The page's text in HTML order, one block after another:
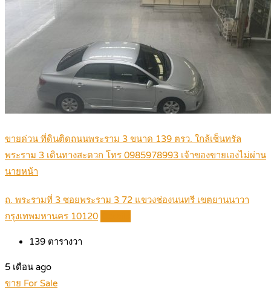
ขายด่วน ที่ดินติดถนนพระราม 3 ขนาด 139 ตรว. ใกล้เซ็นทรัล
พระราม 3 เดินทางสะดวก โทร 0985978993 เจ้าของขายเองไม่ผ่าน
นายหน้า
ถ. พระรามที่ 3 ซอยพระราม 3 72 แขวงช่องนนทรี เขตยานนาวา
กรุงเทพมหานคร 10120
139 ตารางวา
5 เดือน ago
ขาย For Sale